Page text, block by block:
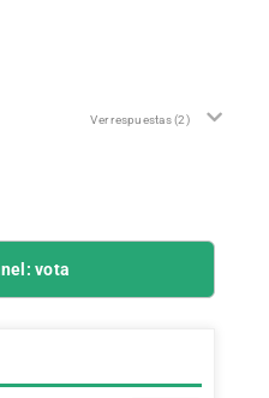
Ver respuestas(2)
vota